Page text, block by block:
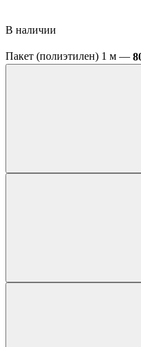
В наличии
Пакет (полиэтилен) 1 м —